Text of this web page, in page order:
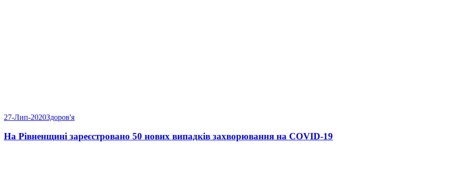
27-Лип-2020Здоров'я
На Рівненщині зареєстровано 50 нових випадків захворювання на COVID-19